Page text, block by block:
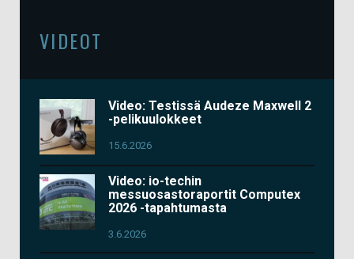
VIDEOT
Video: Testissä Audeze Maxwell 2
-pelikuulokkeet
15.6.2026
Video: io-techin
messuosastoraportit Computex
2026 -tapahtumasta
3.6.2026